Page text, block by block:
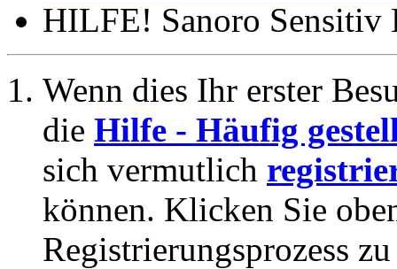
HILFE! Sanoro Sensitiv
Wenn dies Ihr erster
die Hilfe - Häufig
sich vermutlich
können. Klicken Sie
Registrierungsprozess